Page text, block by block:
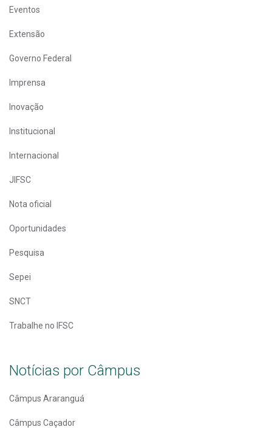
Eventos
Extensão
Governo Federal
Imprensa
Inovação
Institucional
Internacional
JIFSC
Nota oficial
Oportunidades
Pesquisa
Sepei
SNCT
Trabalhe no IFSC
Notícias por Câmpus
Câmpus Araranguá
Câmpus Caçador